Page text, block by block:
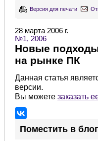
Версия для печати
28 марта 2006 г.
№1, 2006
Новые
на рынке ПК
Данная статья
версии.
Вы можете заказать
Поместить в блог